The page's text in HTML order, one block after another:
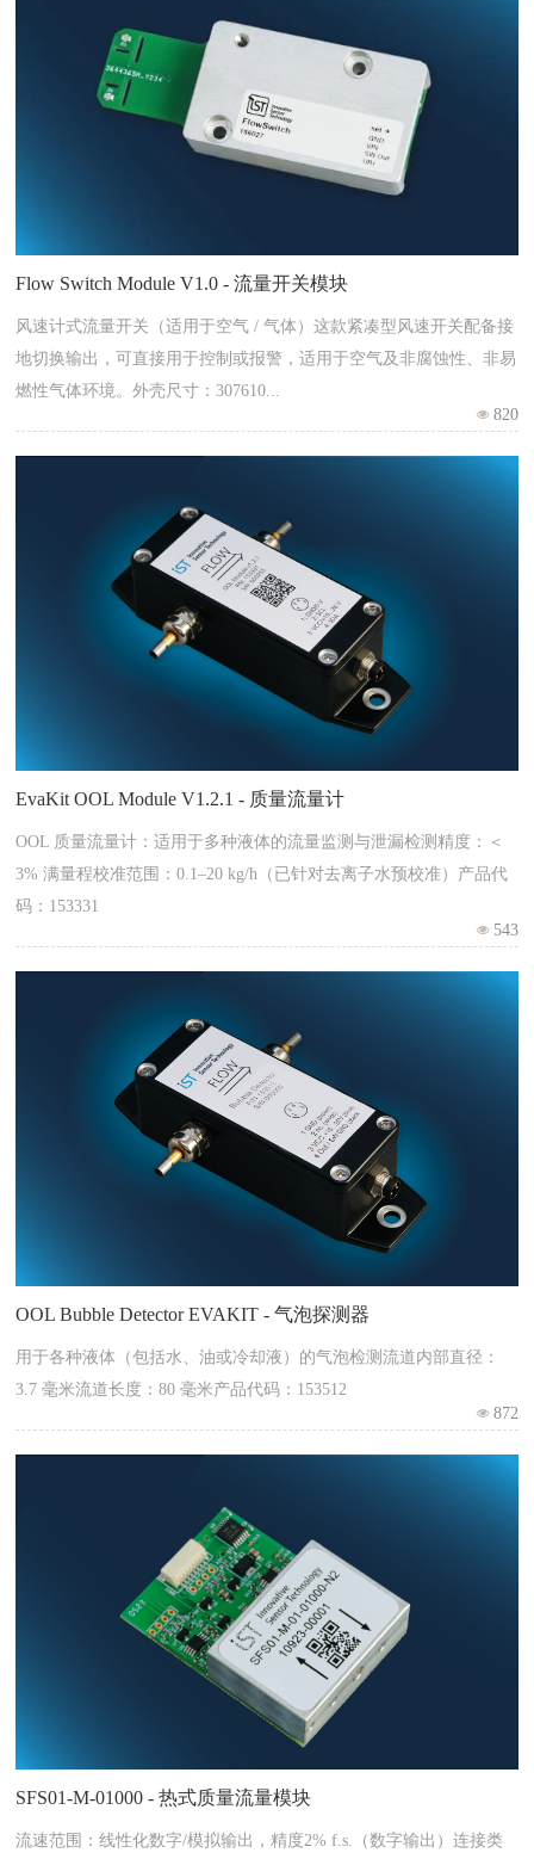
Flow Switch Module V1.0 - 流量开关模块
风速计式流量开关（适用于空气 / 气体）这款紧凑型风速开关配备接
地切换输出，可直接用于控制或报警，适用于空气及非腐蚀性、非易
燃性气体环境。外壳尺寸：307610...
820
EvaKit OOL Module V1.2.1 - 质量流量计
OOL 质量流量计：适用于多种液体的流量监测与泄漏检测精度：＜
3% 满量程校准范围：0.1–20 kg/h（已针对去离子水预校准）产品代
码：153331
543
OOL Bubble Detector EVAKIT - 气泡探测器
用于各种液体（包括水、油或冷却液）的气泡检测流道内部直径：
3.7 毫米流道长度：80 毫米产品代码：153512
872
SFS01-M-01000 - 热式质量流量模块
流速范围：线性化数字/模拟输出，精度2% f.s.（数字输出）连接类